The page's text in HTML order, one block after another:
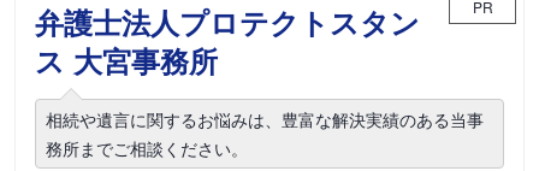
弁護士法人プロテクトスタン
ス 大宮事務所
PR
相続や遺言に関するお悩みは、豊富な解決実績のある当事
務所までご相談ください。